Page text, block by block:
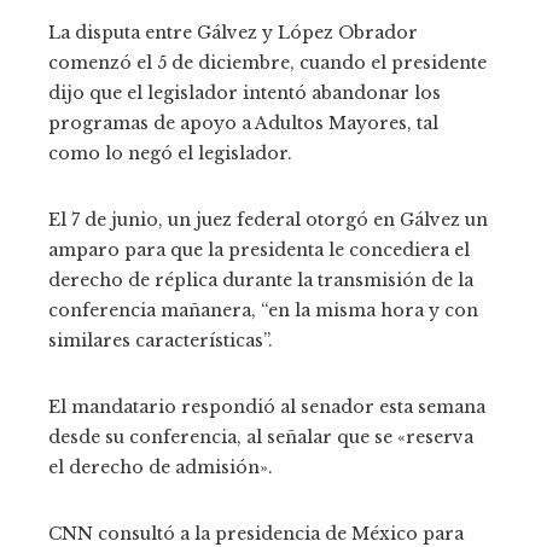
La disputa entre Gálvez y López Obrador
comenzó el 5 de diciembre, cuando el presidente
dijo que el legislador intentó abandonar los
programas de apoyo a Adultos Mayores, tal
como lo negó el legislador.
El 7 de junio, un juez federal otorgó en Gálvez un
amparo para que la presidenta le concediera el
derecho de réplica durante la transmisión de la
conferencia mañanera, “en la misma hora y con
similares características”.
El mandatario respondió al senador esta semana
desde su conferencia, al señalar que se «reserva
el derecho de admisión».
CNN consultó a la presidencia de México para